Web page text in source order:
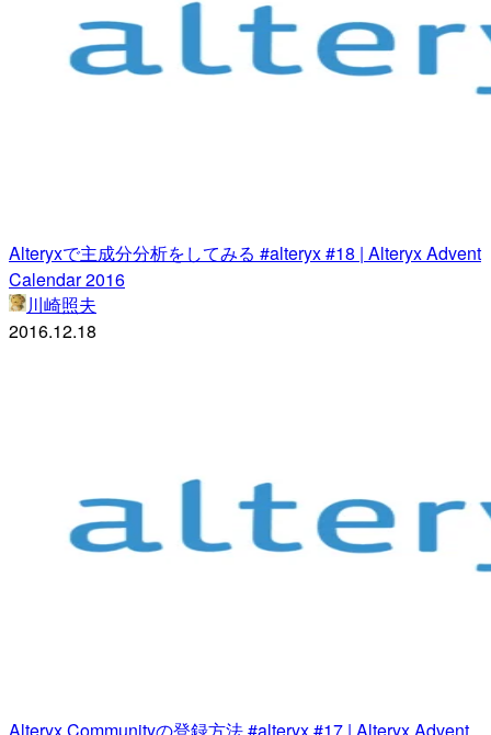
Alteryxで主成分分析をしてみる #alteryx #18 | Alteryx Advent
Calendar 2016
川崎照夫
2016.12.18
Alteryx Communityの登録方法 #alteryx #17 | Alteryx Advent